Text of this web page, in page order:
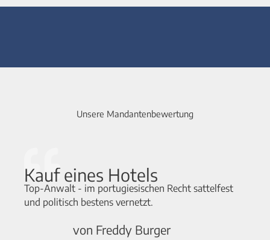
Unsere Mandantenbewertung
Kauf eines Hotels
Top-Anwalt - im portugiesischen Recht sattelfest
und politisch bestens vernetzt.
von Freddy Burger